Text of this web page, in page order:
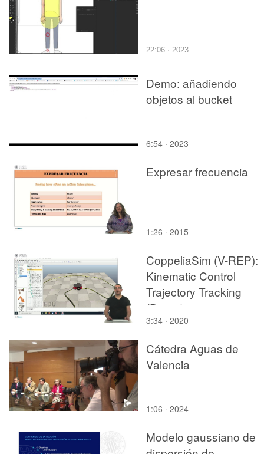
22:06 · 2023
Demo: añadiendo
objetos al bucket
6:54 · 2023
Expresar frecuencia
1:26 · 2015
CoppeliaSim (V-REP):
Kinematic Control
Trajectory Tracking
(Demo)
3:34 · 2020
Cátedra Aguas de
Valencia
1:06 · 2024
Modelo gaussiano de